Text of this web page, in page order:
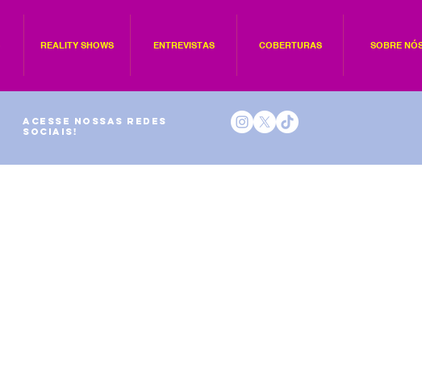
REALITY SHOWS ENTREVISTAS COBERTURAS SOBRE
Acesse nossas redes
sociais!